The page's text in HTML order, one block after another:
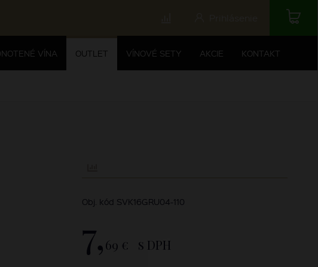
VÍNA OUTLET VÍNOVÉ SETY AKCIE KONTAKT
Obj. kód SVK16GRU04-110
7,69 € s DPH